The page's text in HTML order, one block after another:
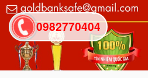
0982770404